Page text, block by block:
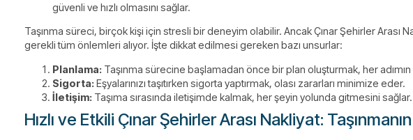
güvenli ve hızlı olmasını sağlar.
Taşınma süreci, birçok kişi için stresli bir deneyim olabilir. Ancak Çınar Şehirler Arası
gerekli tüm önlemleri alıyor. İşte dikkat edilmesi gereken bazı unsurlar:
Planlama: Taşınma sürecine başlamadan önce bir plan oluşturmak, her
Sigorta: Eşyalarınızı taşıtırken sigorta yaptırmak, olası zararları minimize eder.
İletişim: Taşıma sırasında iletişimde kalmak, her şeyin yolunda gitmesini sağlar.
Hızlı ve Etkili Çınar Şehirler Arası Nakliyat: